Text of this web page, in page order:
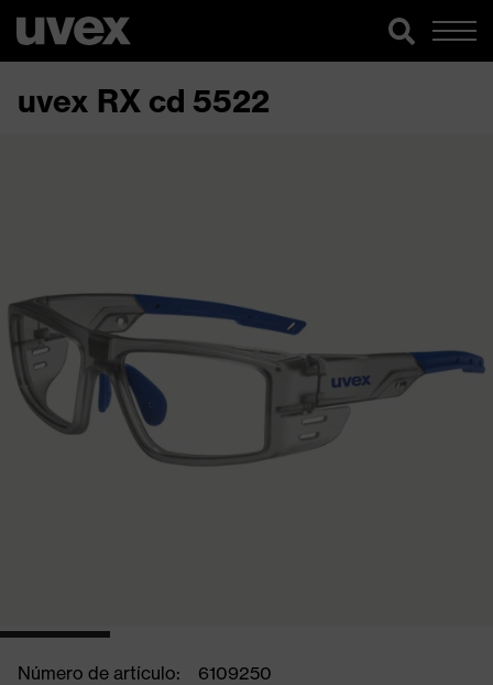
uvex RX cd 5522
Número de artículo:
6109250